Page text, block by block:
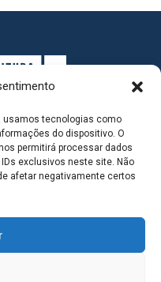
usamos tecnologias como
do dispositivo. O
permitirá processar dados
exclusivos neste site. Não
afetar negativamente certos
MUNICIPAL - Avenida